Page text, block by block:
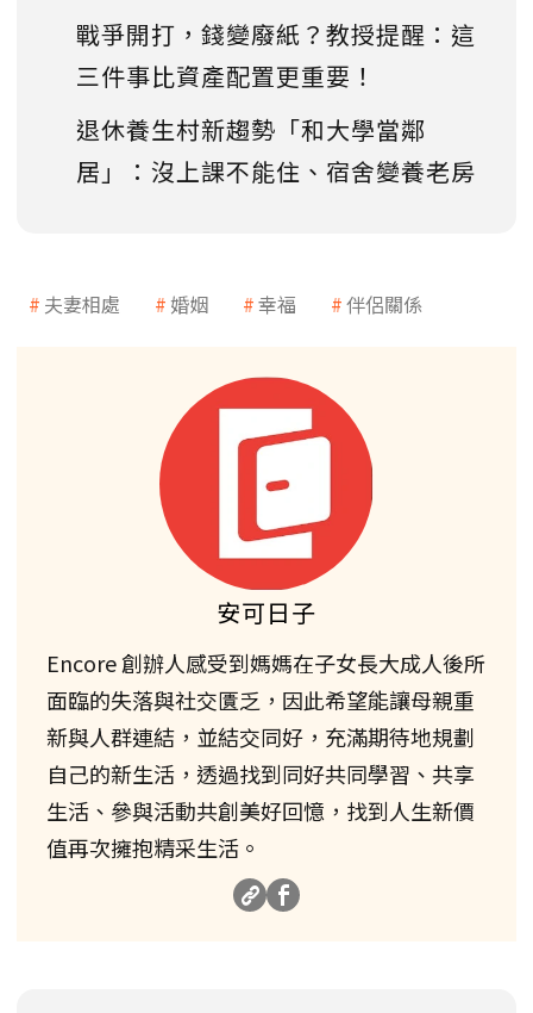
戰爭開打，錢變廢紙？教授提醒：這
三件事比資產配置更重要！
退休養生村新趨勢「和大學當鄰
居」：沒上課不能住、宿舍變養老房
夫妻相處 婚姻 幸福 伴侶關係
安可日子
Encore 創辦人感受到媽媽在子女長大成人後所
面臨的失落與社交匱乏，因此希望能讓母親重
新與人群連結，並結交同好，充滿期待地規劃
自己的新生活，透過找到同好共同學習、共享
生活、參與活動共創美好回憶，找到人生新價
值再次擁抱精采生活。